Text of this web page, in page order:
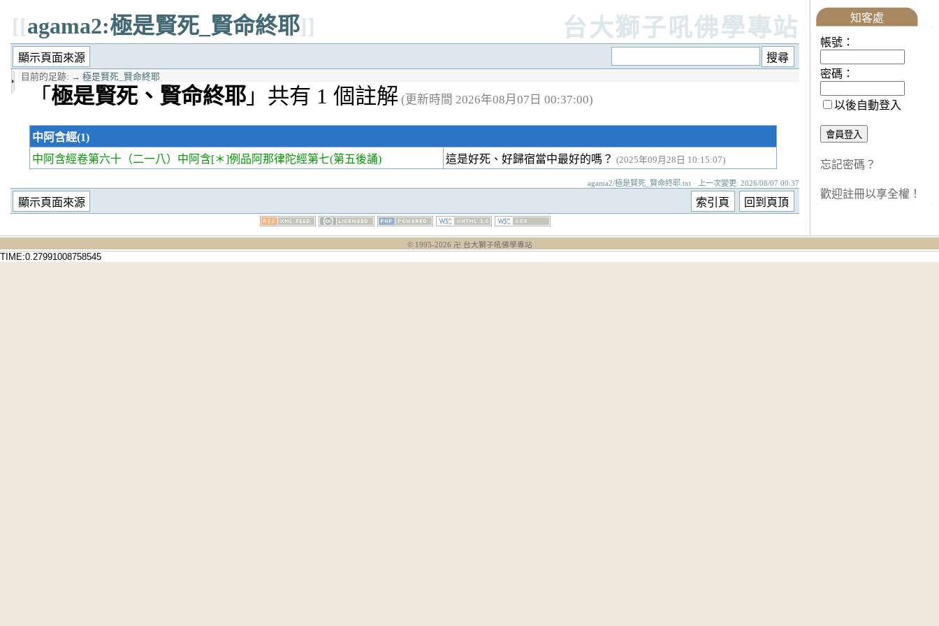
[[agama2:極是賢死_賢命終耶]] 台大獅子吼佛學專站
目前的足跡: → 極是賢死_賢命終耶
「 極是賢死、賢命終耶 」共有 1 個註解 (更新時間 2026年08月07日 00:37:00)
中阿含經(1)
中阿含經卷第六十 （二一八）中阿含[＊]例品阿那律陀經第七(第五後誦) 這是好死、好歸宿當中最好的嗎？ (2025年09月28日 10:15:07)
agama2/極是賢死_賢命終耶.txt · 上一次變更: 2026/08/07 00:37
知客處
帳號：
密碼：
以後自動登入
忘記密碼？
歡迎註冊以享全權！
© 1995-2026 卍 台大獅子吼佛學專站
TIME:0.27991008758545